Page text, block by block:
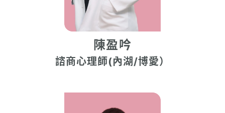
陳盈吟
諮商心理師(內湖/博愛）